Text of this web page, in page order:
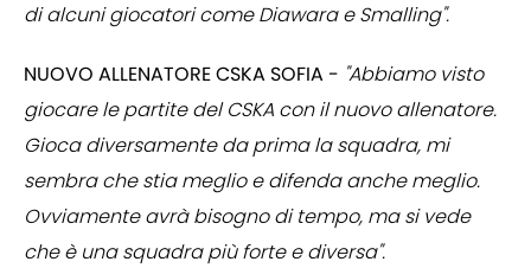
di alcuni giocatori come Diawara e Smalling".
NUOVO ALLENATORE CSKA SOFIA - "Abbiamo visto
giocare le partite del CSKA con il nuovo allenatore.
Gioca diversamente da prima la squadra, mi
sembra che stia meglio e difenda anche meglio.
Ovviamente avrà bisogno di tempo, ma si vede
che è una squadra più forte e diversa".